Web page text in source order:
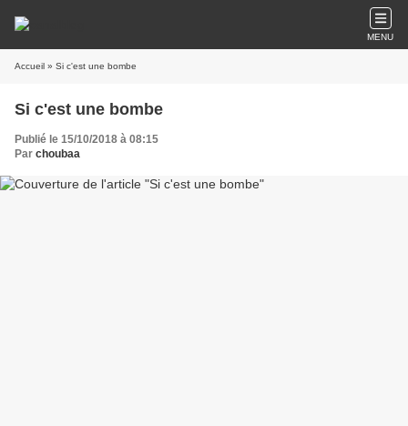
MENU
Accueil » Si c'est une bombe
Si c'est une bombe
Publié le 15/10/2018 à 08:15
Par choubaa